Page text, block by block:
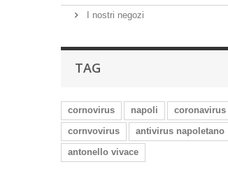
I nostri negozi
TAG
cornovirus napoli
coronavirus
cornvovirus
antivirus napoletano
antonello vivace